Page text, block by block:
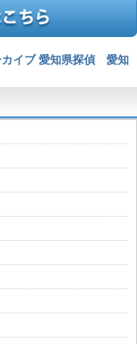
イブ 愛知県探偵 愛知